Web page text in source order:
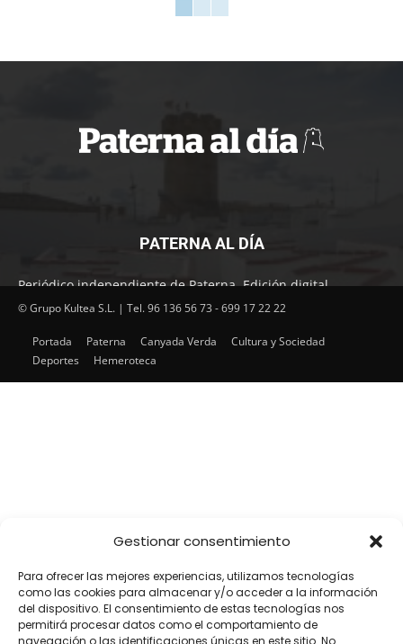
Gestionar consentimiento
Para ofrecer las mejores experiencias, utilizamos tecnologías
como las cookies para almacenar y/o acceder a la información
del dispositivo. El consentimiento de estas tecnologías nos
permitirá procesar datos como el comportamiento de
navegación o las identificaciones únicas en este sitio. No
PATERNA AL DÍA
Periódico independiente de Paterna. Edición digital.
Encuentra cada mes en tu punto habitual nuestra edición
Paterna.
© Grupo Kultea S.L. | Tel. 96 136 56 73 - 699 17 22 22
Portada Paterna Canyada Verda
Cultura y Sociedad
Deportes
Hemeroteca